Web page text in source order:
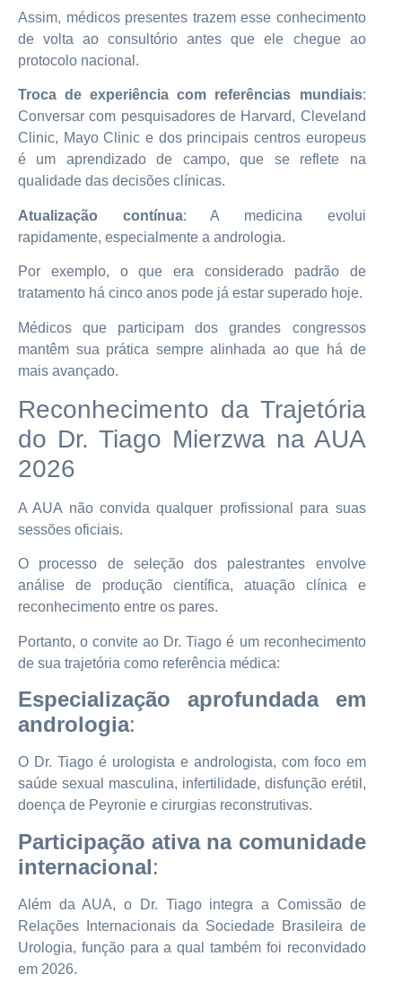
Assim, médicos presentes trazem esse conhecimento
de volta ao consultório antes que ele chegue ao
protocolo nacional.
Troca de experiência com referências mundiais:
Conversar com pesquisadores de Harvard, Cleveland
Clinic, Mayo Clinic e dos principais centros europeus
é um aprendizado de campo, que se reflete na
qualidade das decisões clínicas.
Atualização contínua: A medicina evolui
rapidamente, especialmente a andrologia.
Por exemplo, o que era considerado padrão de
tratamento há cinco anos pode já estar superado hoje.
Médicos que participam dos grandes congressos
mantêm sua prática sempre alinhada ao que há de
mais avançado.
Reconhecimento da Trajetória
do Dr. Tiago Mierzwa na AUA
2026
A AUA não convida qualquer profissional para suas
sessões oficiais.
O processo de seleção dos palestrantes envolve
análise de produção científica, atuação clínica e
reconhecimento entre os pares.
Portanto, o convite ao Dr. Tiago é um reconhecimento
de sua trajetória como referência médica:
Especialização aprofundada em
andrologia:
O Dr. Tiago é urologista e andrologista, com foco em
saúde sexual masculina, infertilidade, disfunção erétil,
doença de Peyronie e cirurgias reconstrutivas.
Participação ativa na comunidade
internacional:
Além da AUA, o Dr. Tiago integra a Comissão de
Relações Internacionais da Sociedade Brasileira de
Urologia, função para a qual também foi reconvidado
em 2026.